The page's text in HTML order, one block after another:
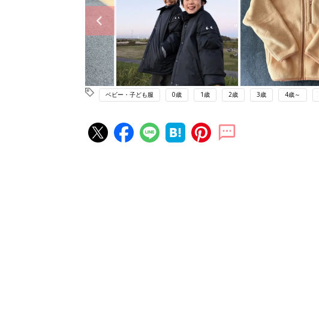
ベビー・子ども服 0歳 1歳 2歳 3歳 4歳～